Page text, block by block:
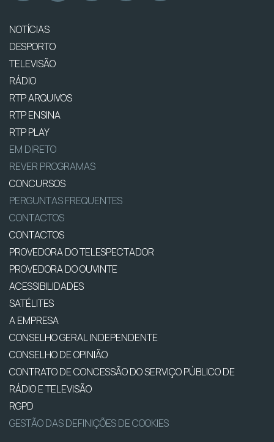
NOTÍCIAS
DESPORTO
TELEVISÃO
RÁDIO
RTP ARQUIVOS
RTP ENSINA
RTP PLAY
EM DIRETO
REVER PROGRAMAS
CONCURSOS
PERGUNTAS FREQUENTES
CONTACTOS
CONTACTOS
PROVEDORA DO TELESPECTADOR
PROVEDORA DO OUVINTE
ACESSIBILIDADES
SATÉLITES
A EMPRESA
CONSELHO GERAL INDEPENDENTE
CONSELHO DE OPINIÃO
CONTRATO DE CONCESSÃO DO SERVIÇO PÚBLICO DE
RÁDIO E TELEVISÃO
RGPD
GESTÃO DAS DEFINIÇÕES DE COOKIES